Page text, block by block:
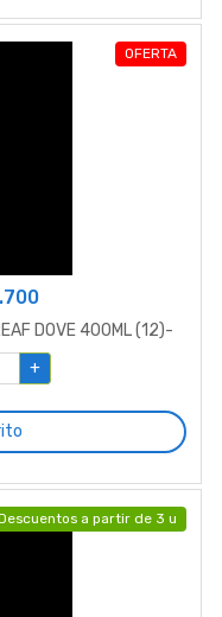
OFERTA
DOVE 400ML (12)-
+
a partir de 3 u